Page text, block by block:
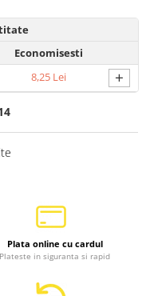
Economisesti
8,25 Lei +
Plata online cu cardul
Plateste in siguranta si rapid